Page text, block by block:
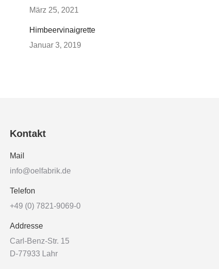
März 25, 2021
Himbeervinaigrette
Januar 3, 2019
Kontakt
Mail
info@oelfabrik.de
Telefon
+49 (0) 7821-9069-0
Addresse
Carl-Benz-Str. 15
D-77933 Lahr